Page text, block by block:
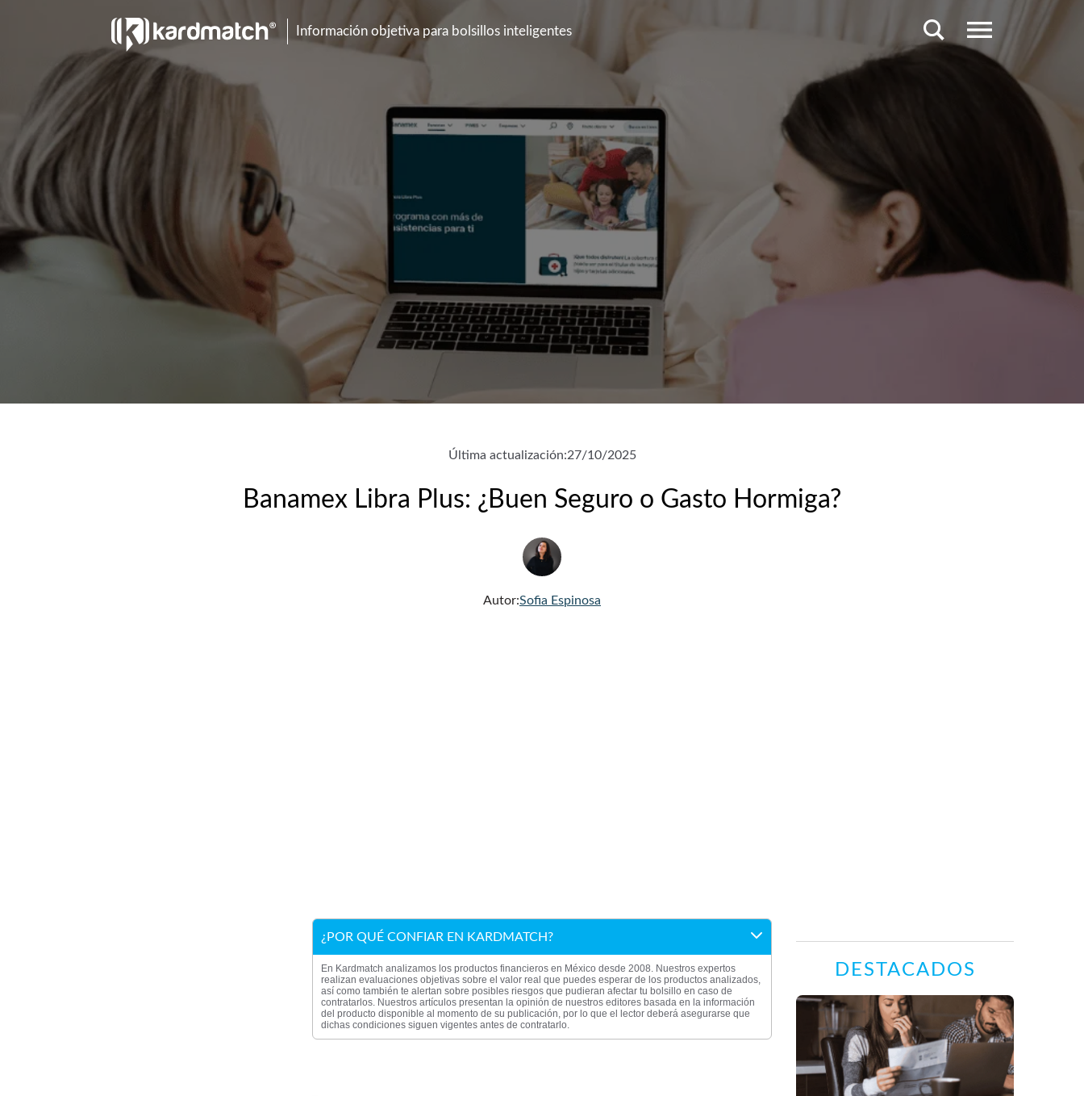
Información objetiva para bolsillos inteligentes
Última actualización:27/10/2025
Banamex Libra Plus: ¿Buen Seguro o Gasto Hormiga?
Autor:Sofia Espinosa
¿POR QUÉ CONFIAR EN KARDMATCH?
En Kardmatch analizamos los productos financieros en México desde 2008. Nuestros expertos
realizan evaluaciones objetivas sobre el valor real que puedes esperar de los productos analizados,
así como también te alertan sobre posibles riesgos que pudieran afectar tu bolsillo en caso de
contratarlos. Nuestros artículos presentan la opinión de nuestros editores basada en la información
del producto disponible al momento de su publicación, por lo que el lector deberá asegurarse que
dichas condiciones siguen vigentes antes de contratarlo.
DESTACADOS